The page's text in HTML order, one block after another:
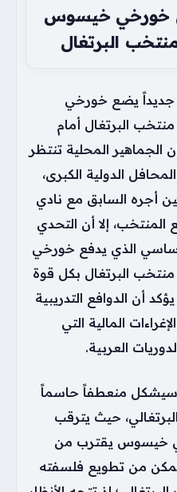
خورخي خيسوس
البرتغال
جديداً يضع خورخي
البرتغال أمام
الجماهير المحلية تنتظر
الدولية الكبرى،
أجره السابق مع نادي
إلا أن التحدي
الذي يدفع خورخي
البرتغال بكل قوة
أن الدوافع التدريبية
المالية التي
العربية.
سيشكل منعطفاً حاسماً
حيث يترقب
خيسوس يقترب من
من تطويع فلسفته